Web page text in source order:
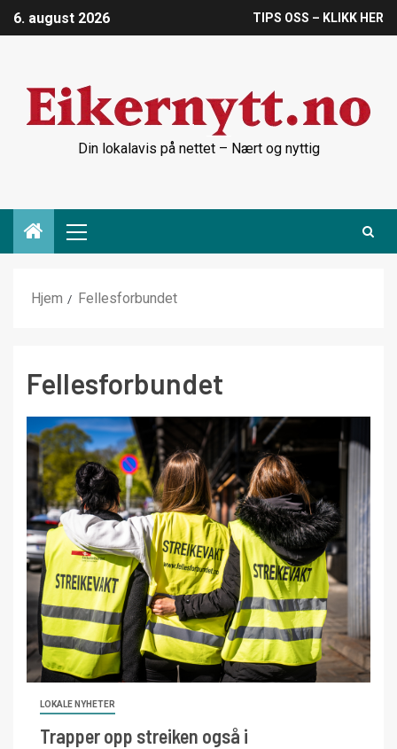
6. august 2026 TIPS OSS – KLIKK HER
Din lokalavis på nettet – Nært og nyttig
Hjem Fellesforbundet
Fellesforbundet
LOKALE NYHETER
Trapper opp streiken også i